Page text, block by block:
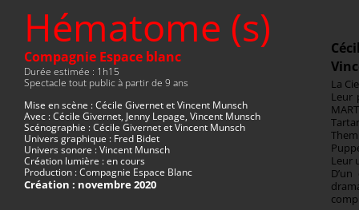
Hématome (s)
Compagnie Espace blanc
Durée estimée : 1h15
Spectacle tout public à partir de 9 ans
Mise en scène : Cécile Givernet et Vincent Munsch
Avec : Cécile Givernet, Jenny Lepage, Vincent Munsch
Scénographie : Cécile Givernet et Vincent Munsch
Univers graphique : Fred Bidet
Univers sonore : Vincent Munsch
Création lumière : en cours
Production : Compagnie Espace Blanc
Création : novembre 2020
La
Leur
Leur